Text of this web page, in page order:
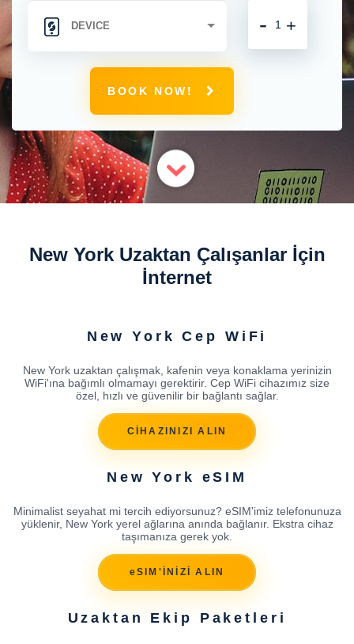
+
-
BOOK NOW!
New York Uzaktan Çalışanlar İçin
İnternet
New York Cep WiFi
New York uzaktan çalışmak, kafenin veya konaklama yerinizin
WiFi'ına bağımlı olmamayı gerektirir. Cep WiFi cihazımız size
özel, hızlı ve güvenilir bir bağlantı sağlar.
CİHAZINIZI ALIN
New York eSIM
Minimalist seyahat mi tercih ediyorsunuz? eSIM'imiz telefonunuza
yüklenir, New York yerel ağlarına anında bağlanır. Ekstra cihaz
taşımanıza gerek yok.
eSIM'İNİZİ ALIN
Uzaktan Ekip Paketleri